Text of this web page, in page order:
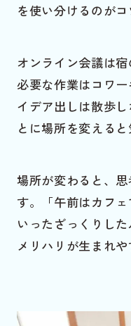
を使い分けるのがコ
オンライン会議は
必要な作業はコワ
イデア出しは散歩
とに場所を変える
場所が変わると、
す。「午前はカフ
いったざっくりし
メリハリが生まれや